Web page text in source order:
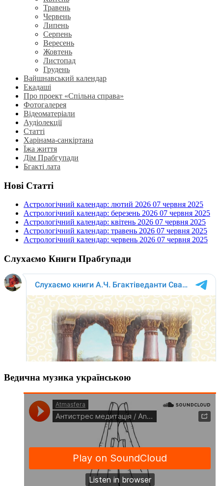
Травень
Червень
Липень
Серпень
Вересень
Жовтень
Листопад
Грудень
Вайшнавський календар
Екадаші
Про проект «Спільна справа»
Фотогалерея
Відеоматеріали
Аудіолекції
Статті
Харінама-санкіртана
Їжа життя
Дім Прабгупади
Бгакті лата
Нові Статті
Астрологічний календар: лютий 2026 07 червня 2025
Астрологічний календар: березень 2026 07 червня 2025
Астрологічний календар: квітень 2026 07 червня 2025
Астрологічний календар: травень 2026 07 червня 2025
Астрологічний календар: червень 2026 07 червня 2025
Слухаємо Книги Прабгупади
Ведична музика українською